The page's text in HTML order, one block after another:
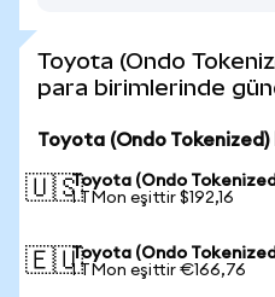
Toyota (Ondo
para birimlerinde
Toyota (Ondo
🇺🇸Toyota (Ondo
1 TMon eşittir $192,16
🇪🇺Toyota (Ondo
1 TMon eşittir €166,76